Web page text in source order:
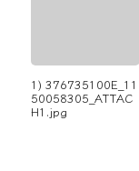
1) 376735100E_11
50058305_ATTAC
H1.jpg